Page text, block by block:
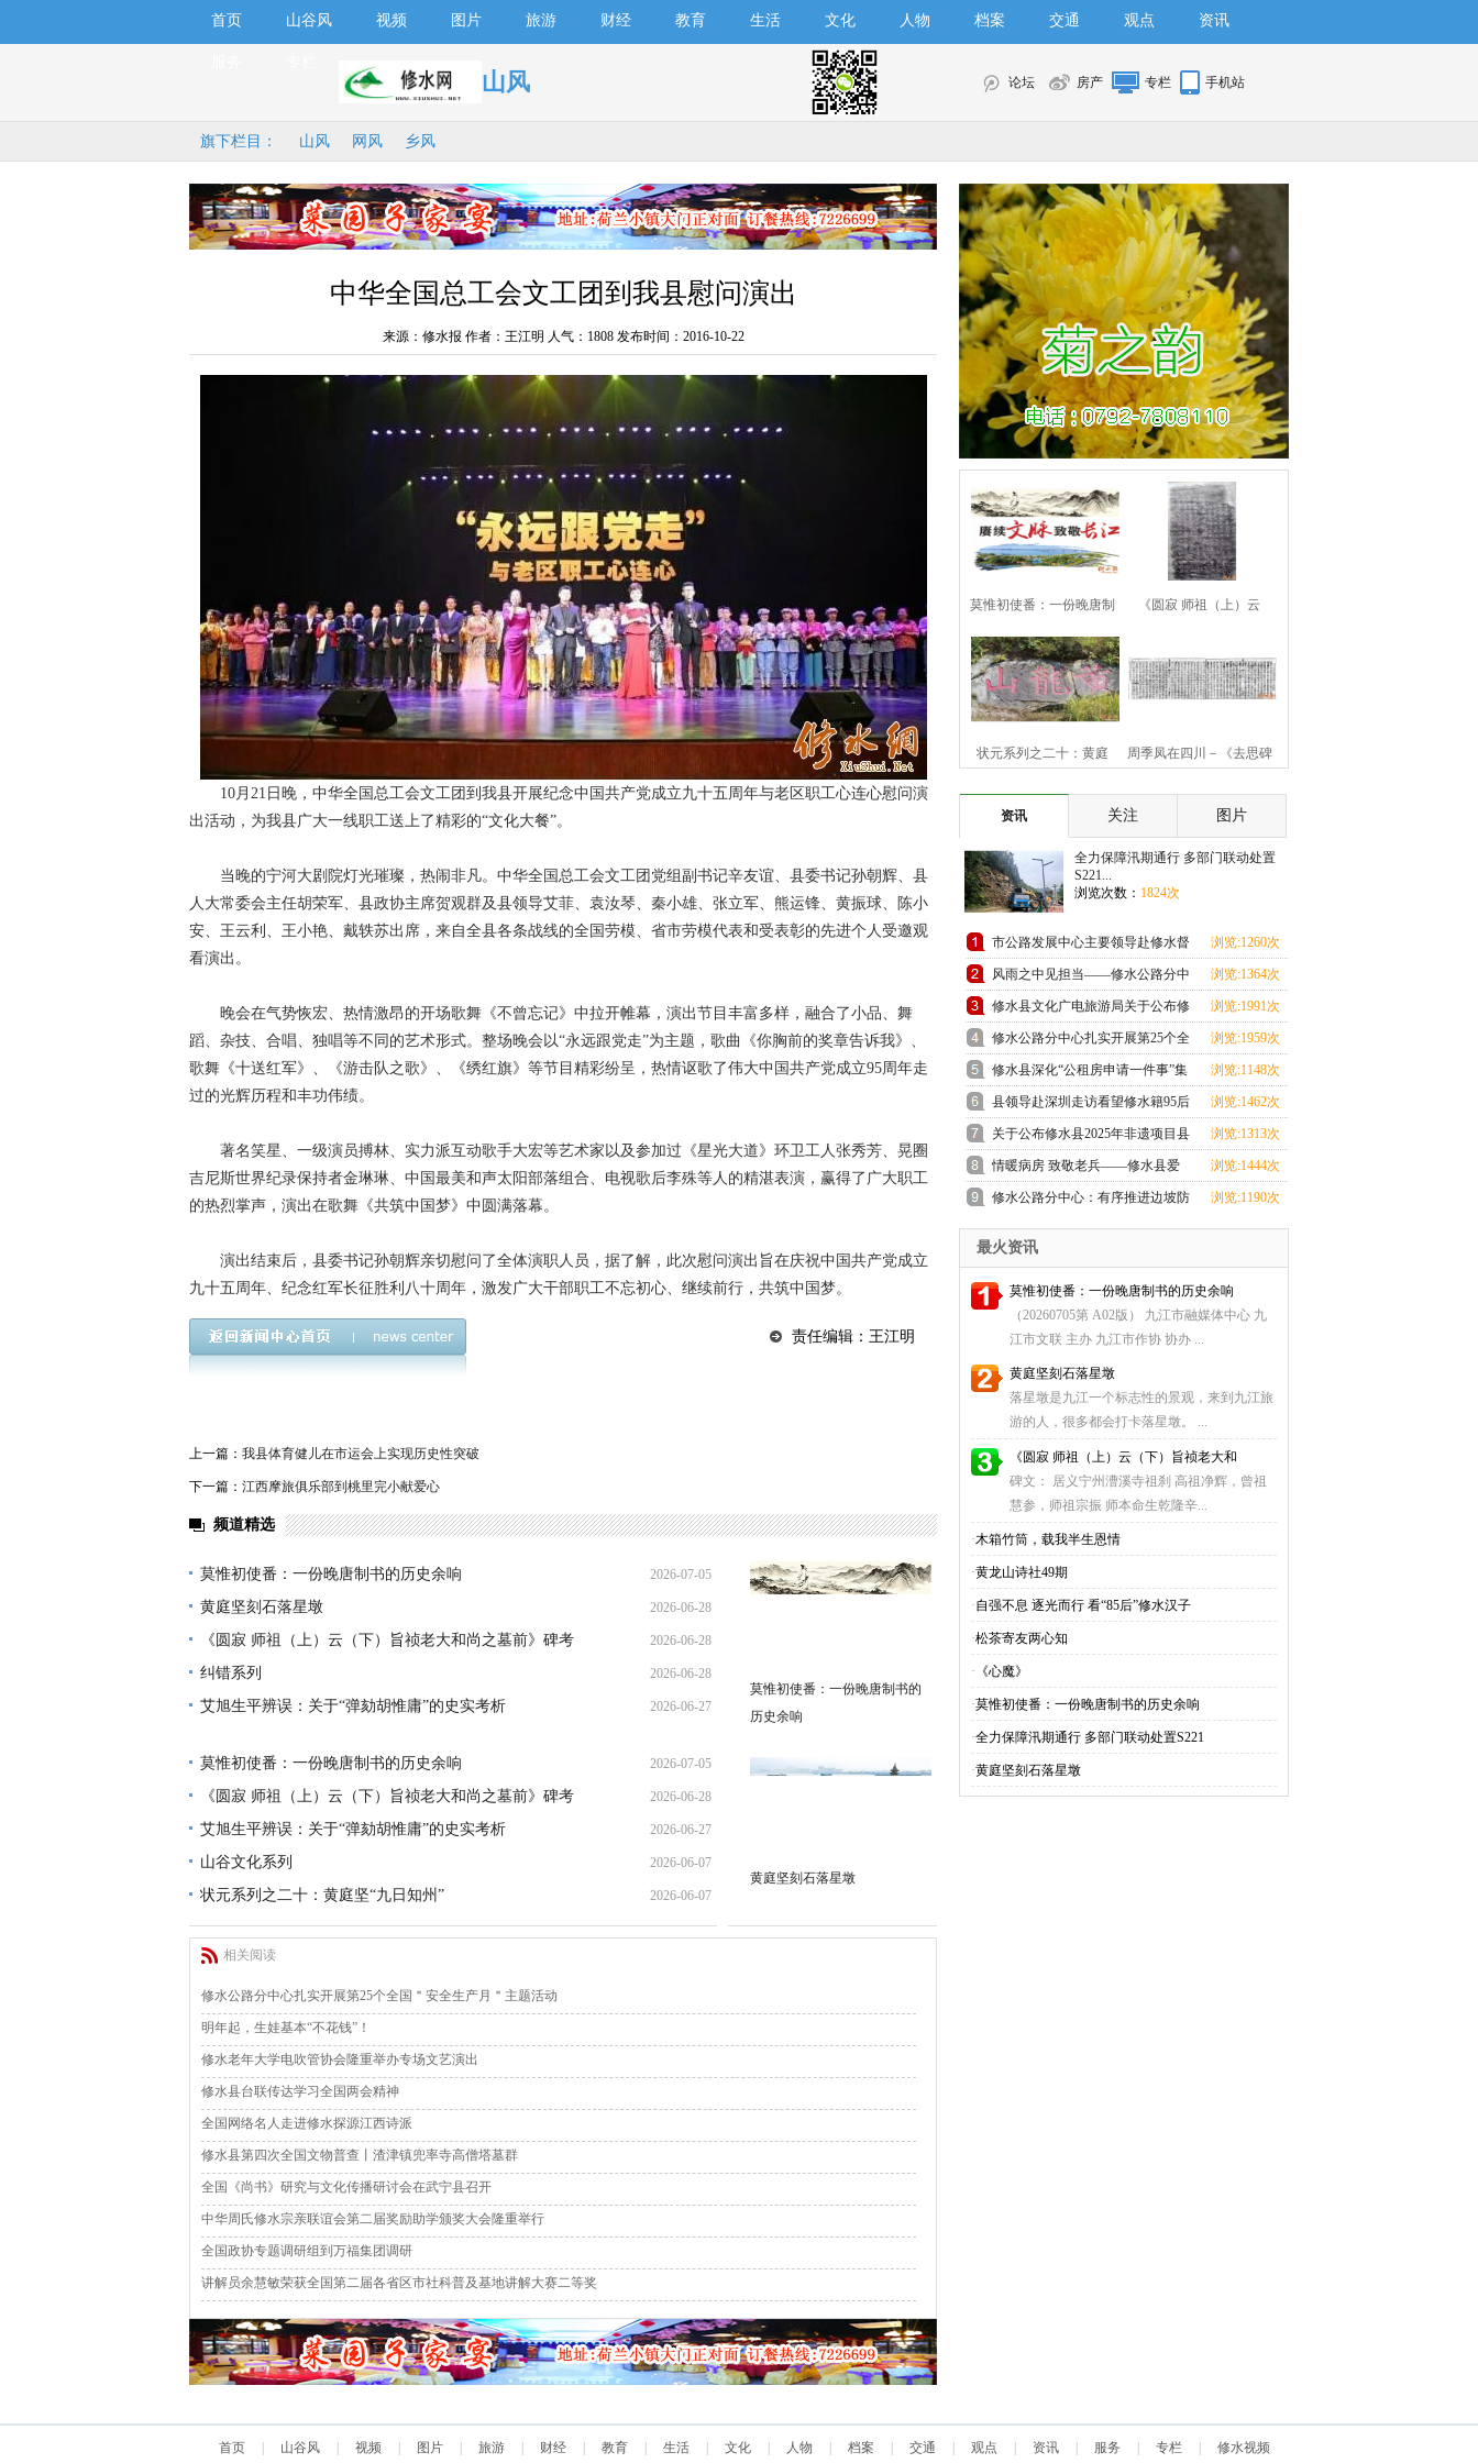
首页 山谷风 视频 图片 旅游 财经 教育 生活 文化 人物 档案 交通 观点 资讯
山风 论坛 房产 专栏 手机站
旗下栏目： 山风 网风 乡风
中华全国总工会文工团到我县慰问演出
来源：修水报 作者：王江明 人气： 1808 发布时间：2016-10-22
10月21日晚，中华全国总工会文工团到我县开展纪念中国共产党成立九十五周年与老区职工心连心慰问演
出活动，为我县广大一线职工送上了精彩的“文化大餐”。
当晚的宁河大剧院灯光璀璨，热闹非凡。中华全国总工会文工团党组副书记辛友谊、县委书记孙朝辉、县
人大常委会主任胡荣军、县政协主席贺观群及县领导艾菲、袁汝琴、秦小雄、张立军、熊运锋、黄振球、陈小
安、王云利、王小艳、戴轶苏出席，来自全县各条战线的全国劳模、省市劳模代表和受表彰的先进个人受邀观
看演出。
晚会在气势恢宏、热情激昂的开场歌舞《不曾忘记》中拉开帷幕，演出节目丰富多样，融合了小品、舞
蹈、杂技、合唱、独唱等不同的艺术形式。整场晚会以“永远跟党走”为主题，歌曲《你胸前的奖章告诉我》、
歌舞《十送红军》、《游击队之歌》、《绣红旗》等节目精彩纷呈，热情讴歌了伟大中国共产党成立95周年走
过的光辉历程和丰功伟绩。
著名笑星、一级演员搏林、实力派互动歌手大宏等艺术家以及参加过《星光大道》环卫工人张秀芳、晃圈
吉尼斯世界纪录保持者金琳琳、中国最美和声太阳部落组合、电视歌后李殊等人的精湛表演，赢得了广大职工
的热烈掌声，演出在歌舞《共筑中国梦》中圆满落幕。
演出结束后，县委书记孙朝辉亲切慰问了全体演职人员，据了解，此次慰问演出旨在庆祝中国共产党成立
九十五周年、纪念红军长征胜利八十周年，激发广大干部职工不忘初心、继续前行，共筑中国梦。
责任编辑：王江明
上一篇： 我县体育健儿在市运会上实现历史性突破
下一篇： 江西摩旅俱乐部到桃里完小献爱心
频道精选
莫惟初使番：一份晚唐制书的历史余响 2026-07-05
20:17:26
黄庭坚刻石落星墩 2026-06-28
21:31:36
《圆寂 师祖（上）云（下）旨祯老大和尚之墓前》碑考 2026-06-28
09:00:27
纠错系列 2026-06-28
08:53:00
艾旭生平辨误：关于“弹劾胡惟庸”的史实考析 2026-06-27
莫惟初使番：一份晚唐制书的历史余响 2026-07-05
20:17:26
《圆寂 师祖（上）云（下）旨祯老大和尚之墓前》碑考 2026-06-28
09:00:27
艾旭生平辨误：关于“弹劾胡惟庸”的史实考析 2026-06-27
23:33:35
山谷文化系列 2026-06-07
11:00:09
状元系列之二十：黄庭坚“九日知州” 2026-06-07
09:45:12
莫惟初使番：一份晚唐制书的
历史余响
黄庭坚刻石落星墩
相关阅读
修水公路分中心扎实开展第25个全国＂安全生产月＂主题活动
明年起，生娃基本“不花钱”！
修水老年大学电吹管协会隆重举办专场文艺演出
修水县台联传达学习全国两会精神
全国网络名人走进修水探源江西诗派
修水县第四次全国文物普查丨渣津镇兜率寺高僧塔墓群
全国《尚书》研究与文化传播研讨会在武宁县召开
中华周氏修水宗亲联谊会第二届奖励助学颁奖大会隆重举行
全国政协专题调研组到万福集团调研
讲解员余慧敏荣获全国第二届各省区市社科普及基地讲解大赛二等奖
莫惟初使番：一份晚唐制
书的历史余响
《圆寂 师祖（上）云
（下）旨祯老大和
状元系列之二十：黄庭 周季凤在四川－《去思碑
资讯
关注 图片
全力保障汛期通行 多部门联动处置
S221...
浏览次数： 1824次
市公路发展中心主要领导赴修水督
导汛期地质灾害
浏览:1260次
风雨之中见担当——修水公路分中
心全力投入汛期
浏览:1364次
修水县文化广电旅游局关于公布修
水县2025年非遗
浏览:1991次
修水公路分中心扎实开展第25个全
国＂安全生产月
浏览:1959次
修水县深化“公租房申请一件事”集
成改革
浏览:1148次
县领导赴深圳走访看望修水籍95后
航天创业者卢驭
浏览:1462次
关于公布修水县2025年非遗项目县
级传承人名单
浏览:1313次
情暖病房 致敬老兵——修水县爱
国拥军促进会探望
浏览:1444次
修水公路分中心：有序推进边坡防
护工程，筑牢道
浏览:1190次
最火资讯
莫惟初使番：一份晚唐制书的历史余响
（20260705第 A02版） 九江市融媒体中心 九
江市文联 主办 九江市作协 协办 ...
黄庭坚刻石落星墩
落星墩是九江一个标志性的景观，来到九江旅
游的人，很多都会打卡落星墩。 ...
《圆寂 师祖（上）云（下）旨祯老大和
碑文： 居义宁州漕溪寺祖刹 高祖净辉，曾祖
慧参，师祖宗振 师本命生乾隆辛...
·木箱竹筒，载我半生恩情
·黄龙山诗社49期
·自强不息 逐光而行 看“85后”修水汉子
·松茶寄友两心知
· 《心魔》
·莫惟初使番：一份晚唐制书的历史余响
·全力保障汛期通行 多部门联动处置S221
·黄庭坚刻石落星墩
首页 山谷风 视频 图片 旅游 财经 教育 生活 文化 人物 档案 交通 观点 资讯 服务 专栏 修水视频